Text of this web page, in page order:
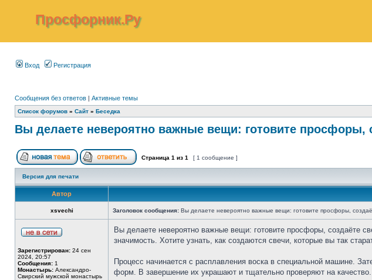
Просфорник.Ру
Вход Регистрация
Сообщения без ответов | Активные темы
Список форумов » Сайт » Беседка
Вы делаете невероятно важные вещи: готовите просфоры,
Страница 1 из 1 [ 1 сообщение ]
Версия для печати
Автор
xsvechi Заголовок сообщения: Вы делаете невероятно важные вещи: готовите просфоры, создаё
Зарегистрирован: 24 сен
2024, 20:57
Сообщения: 1
Монастырь: Александро-
Свирский мужской монастырь
Вы делаете невероятно важные вещи: готовите просфоры, создаёте
значимость. Хотите узнать, как создаются свечи, которые вы так
Процесс начинается с расплавления воска в специальной машине.
форм. В завершение их украшают и тщательно проверяют на качество.